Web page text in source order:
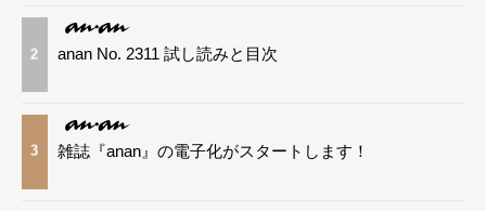
2 anan No. 2311 試し読みと目次
3 雑誌『anan』の電子化がスタートします！